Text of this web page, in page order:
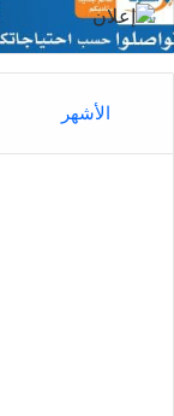
الأشهر